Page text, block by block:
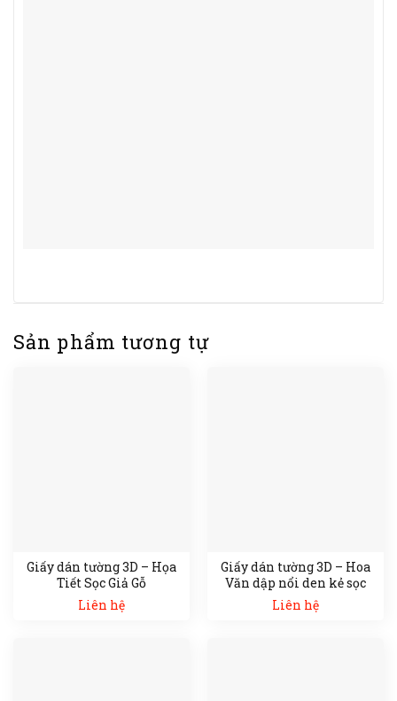
Sản phẩm tương tự
Giấy dán tường 3D – Họa
Tiết Sọc Giả Gỗ
Liên hệ
Giấy dán tường 3D – Hoa
Văn dập nổi den kẻ sọc
Liên hệ